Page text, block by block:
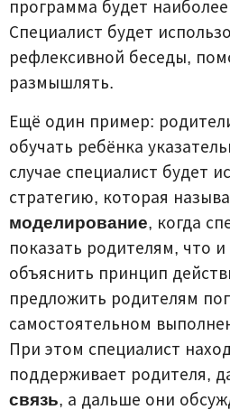
программа будет
Специалист будет
рефлексивной беседы,
размышлять.
Ещё один пример:
обучать ребёнка
случае специалист будет
стратегию, которая
моделирование, когда
показать родителям, что
объяснить принцип
предложить родителям
самостоятельном
При этом специалист
поддерживает родителя,
связь, а дальше они